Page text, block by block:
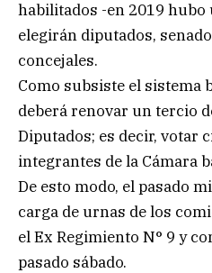
habilitados -en 2019 hubo
elegirán diputados,
concejales.
Como subsiste el sistema
deberá renovar un tercio
Diputados; es decir, votar
integrantes de la Cámara
De esto modo, el pasado
carga de urnas de los
el Ex Regimiento N° 9 y
pasado sábado.